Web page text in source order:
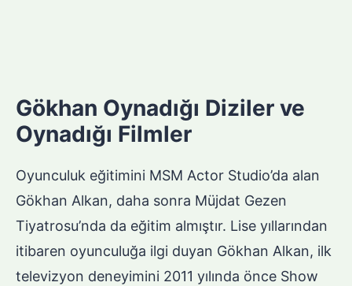
Gökhan Oynadığı Diziler ve
Oynadığı Filmler
Oyunculuk eğitimini MSM Actor Studio’da alan
Gökhan Alkan, daha sonra Müjdat Gezen
Tiyatrosu’nda da eğitim almıştır. Lise yıllarından
itibaren oyunculuğa ilgi duyan Gökhan Alkan, ilk
televizyon deneyimini 2011 yılında önce Show